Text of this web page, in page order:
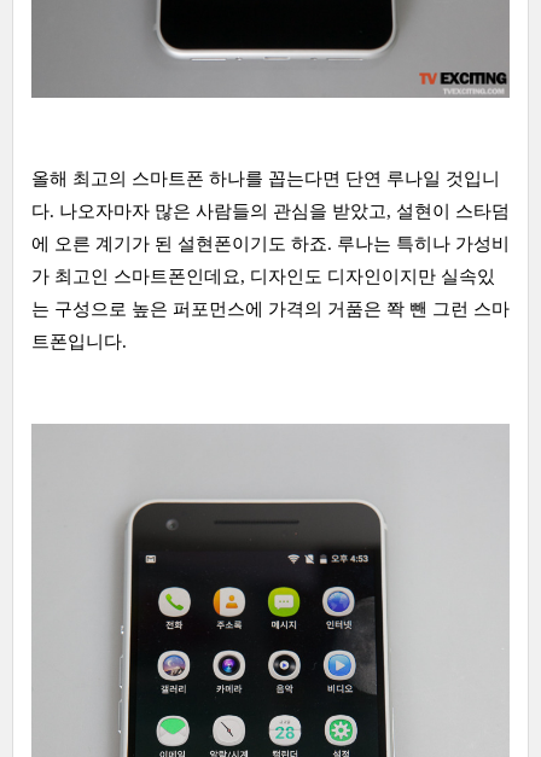
올해 최고의 스마트폰 하나를 꼽는다면 단연 루나일 것입니
다. 나오자마자 많은 사람들의 관심을 받았고, 설현이 스타덤
에 오른 계기가 된 설현폰이기도 하죠. 루나는 특히나 가성비
가 최고인 스마트폰인데요, 디자인도 디자인이지만 실속있
는 구성으로 높은 퍼포먼스에 가격의 거품은 쫙 뺀 그런 스마
트폰입니다.